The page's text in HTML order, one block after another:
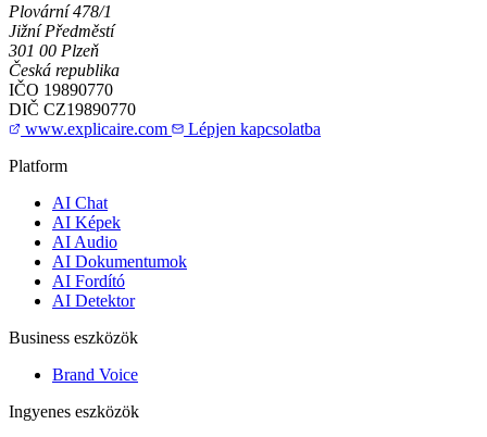
Plovární 478/1
Jižní Předměstí
301 00 Plzeň
Česká republika
IČO 19890770
DIČ CZ19890770
www.explicaire.com
Lépjen kapcsolatba
Platform
AI Chat
AI Képek
AI Audio
AI Dokumentumok
AI Fordító
AI Detektor
Business eszközök
Brand Voice
Ingyenes eszközök